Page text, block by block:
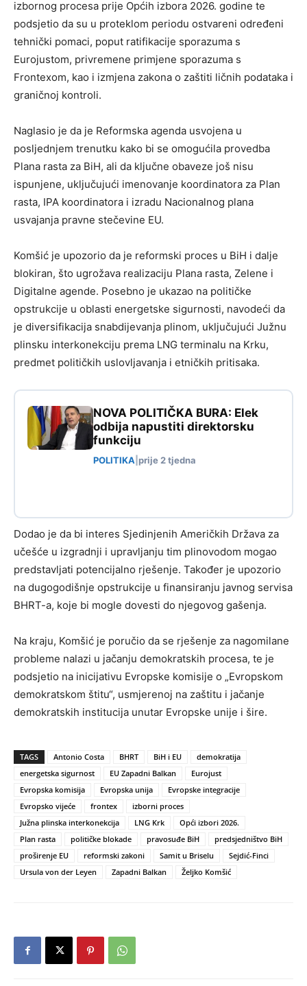
izbornog procesa prije Općih izbora 2026. godine te
podsjetio da su u proteklom periodu ostvareni određeni
tehnički pomaci, poput ratifikacije sporazuma s
Eurojustom, privremene primjene sporazuma s
Frontexom, kao i izmjena zakona o zaštiti ličnih podataka i
graničnoj kontroli.
Naglasio je da je Reformska agenda usvojena u
posljednjem trenutku kako bi se omogućila provedba
Plana rasta za BiH, ali da ključne obaveze još nisu
ispunjene, uključujući imenovanje koordinatora za Plan
rasta, IPA koordinatora i izradu Nacionalnog plana
usvajanja pravne stečevine EU.
Komšić je upozorio da je reformski proces u BiH i dalje
blokiran, što ugrožava realizaciju Plana rasta, Zelene i
Digitalne agende. Posebno je ukazao na političke
opstrukcije u oblasti energetske sigurnosti, navodeći da
je diversifikacija snabdijevanja plinom, uključujući Južnu
plinsku interkonekciju prema LNG terminalu na Krku,
predmet političkih uslovljavanja i etničkih pritisaka.
NOVA POLITIČKA BURA: Elek
odbija napustiti direktorsku
funkciju
POLITIKA prije 2 tjedna
Dodao je da bi interes Sjedinjenih Američkih Država za
učešće u izgradnji i upravljanju tim plinovodom mogao
predstavljati potencijalno rješenje. Također je upozorio
na dugogodišnje opstrukcije u finansiranju javnog servisa
BHRT-a, koje bi mogle dovesti do njegovog gašenja.
Na kraju, Komšić je poručio da se rješenje za nagomilane
probleme nalazi u jačanju demokratskih procesa, te je
podsjetio na inicijativu Evropske komisije o „Evropskom
demokratskom štitu“, usmjerenoj na zaštitu i jačanje
demokratskih institucija unutar Evropske unije i šire.
TAGS Antonio Costa BHRT BiH i EU
demokratija
energetska sigurnost
EU Zapadni Balkan
Eurojust
Evropska komisija
Evropska unija
Evropske integracije
Evropsko vijeće
frontex
izborni proces
Južna plinska interkonekcija
LNG Krk
Opći izbori 2026.
Plan rasta
političke blokade pravosuđe BiH
predsjedništvo BiH
proširenje EU
reformski zakoni Samit u Briselu
Sejdić-Finci
Ursula von der Leyen
Zapadni Balkan Željko Komšić